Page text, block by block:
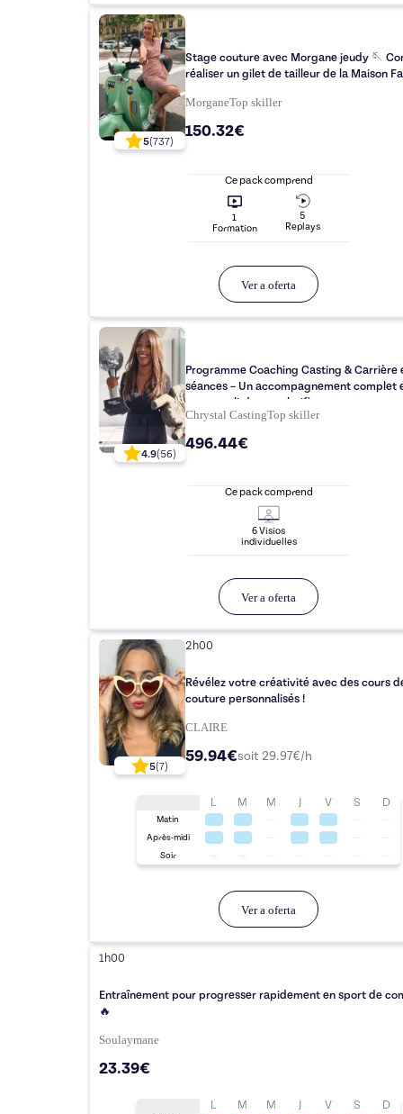
5(737)
Stage couture avec Morgane jeudy 🪡
réaliser un gilet de tailleur de la Maison
MorganeTop skiller
150.32€
Ce pack comprend
1
Formation
5
Replays
Ver a oferta
4.9(56)
Programme Coaching Casting & Carrière
séances – Un accompagnement complet
personnalisé pour clarifier, structurer et
tes castings
Chrystal CastingTop skiller
496.44€
Ce pack comprend
6Visios
individuelles
Ver a oferta
5(7)
2h00
Révélez votre créativité avec des cours
couture personnalisés !
CLAIRE
59.94€soit 29.97€/h
L M M J V S D
Matin
Après-midi
Soir
Ver a oferta
1h00
Entraînement pour progresser rapidement en sport de
🔥
Soulaymane
23.39€
L M M J V S D